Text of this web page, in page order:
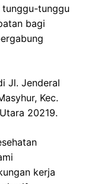
tunggu-tunggu
bagi
Jl. Jenderal
, Kec.
20219.
kerja